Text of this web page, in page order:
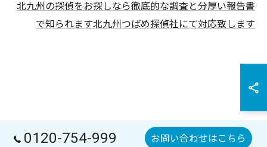
北九州の探偵をお探しなら徹底的な調査と分厚い報告書
で知られます北九州つばめ探偵社にて対応致します
0120-754-999 お問い合わせはこちら